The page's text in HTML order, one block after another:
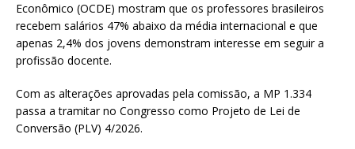
Econômico (OCDE) mostram que os professores brasileiros
recebem salários 47% abaixo da média internacional e que
apenas 2,4% dos jovens demonstram interesse em seguir a
profissão docente.
Com as alterações aprovadas pela comissão, a MP 1.334
passa a tramitar no Congresso como Projeto de Lei de
Conversão (PLV) 4/2026.